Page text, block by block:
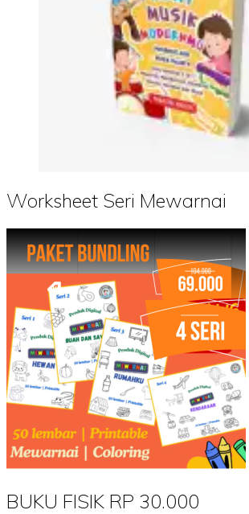
Worksheet Seri Mewarnai
BUKU FISIK RP 30.000